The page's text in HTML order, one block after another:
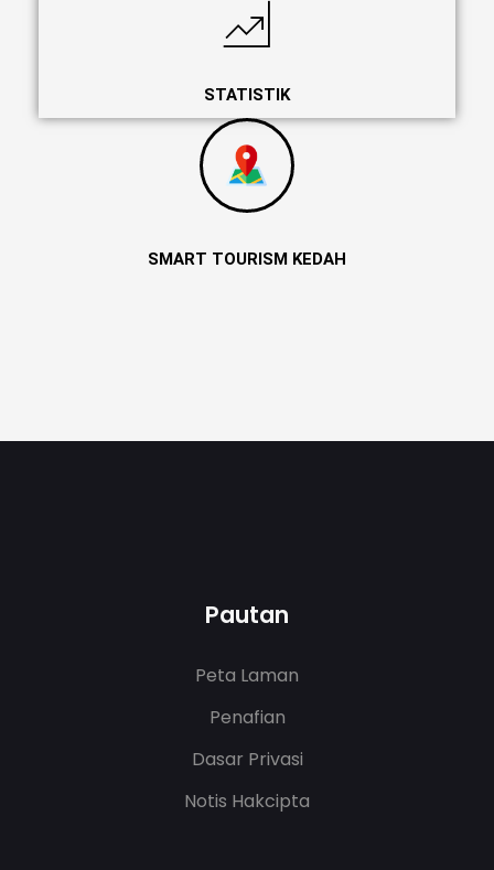
STATISTIK
SMART TOURISM KEDAH
Pautan
Peta Laman
Penafian
Dasar Privasi
Notis Hakcipta